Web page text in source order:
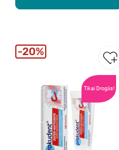
Tikai Drogās!
20%